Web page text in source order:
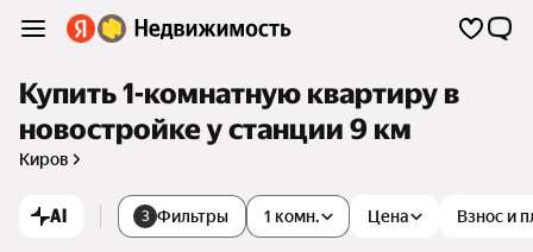
Купить 1-комнатную квартиру в
новостройке у станции 9 км
Киров
AI 3 Фильтры Цена Взнос и
1 комн.